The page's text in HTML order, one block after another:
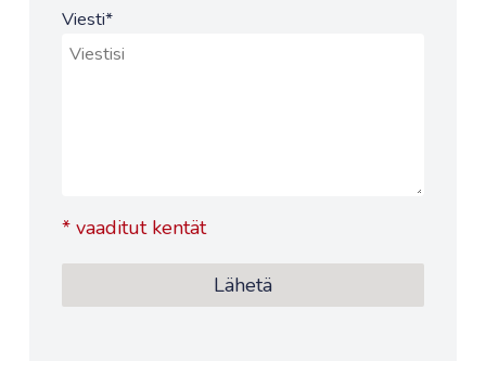
Viesti*
*vaaditut kentät